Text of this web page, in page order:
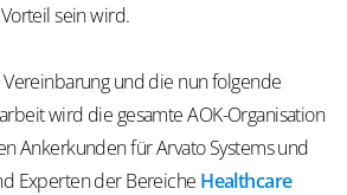
sein wird.
und die nun folgende
wird die gesamte AOK-Organisation
Ankerkunden für Arvato Systems und
Experten der Bereiche Healthcare